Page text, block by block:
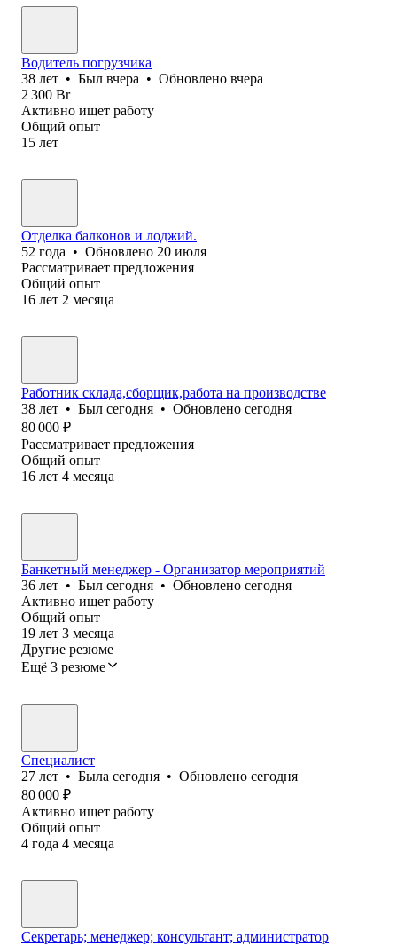
Водитель погрузчика
38 лет • Был вчера • Обновлено вчера
2 300 Br
Активно ищет работу
Общий опыт
15 лет
Отделка балконов и лоджий.
52 года • Обновлено 20 июля
Рассматривает предложения
Общий опыт
16 лет 2 месяца
Работник склада,сборщик,работа на производстве
38 лет • Был сегодня • Обновлено сегодня
80 000 ₽
Рассматривает предложения
Общий опыт
16 лет 4 месяца
Банкетный менеджер - Организатор мероприятий
36 лет • Был сегодня • Обновлено сегодня
Активно ищет работу
Общий опыт
19 лет 3 месяца
Другие резюме
Ещё 3 резюме
Специалист
27 лет • Была сегодня • Обновлено сегодня
80 000 ₽
Активно ищет работу
Общий опыт
4 года 4 месяца
Секретарь; менеджер; консультант; администратор